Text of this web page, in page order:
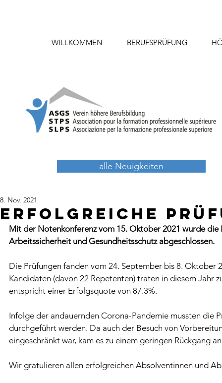
WILLKOMMEN BERUFSPRÜFUNG
alle Neuigkeiten
Erfolgreiche
8. Nov. 2021
Mit der Notenkonferenz vom 15. Oktober 2021 wurde die
Arbeitssicherheit und Gesundheitsschutz abgeschlossen.
Die Prüfungen fanden vom 24. September bis 8.
Kandidaten (davon 22 Repetenten) traten in diesem Jahr
entspricht einer Erfolgsquote von 87.3%.
Infolge der andauernden Corona-Pandemie mussten die
durchgeführt werden. Da auch der Besuch von
eingeschränkt war, kam es zu einem geringen Rückgang
Wir gratulieren allen erfolgreichen Absolventinnen und